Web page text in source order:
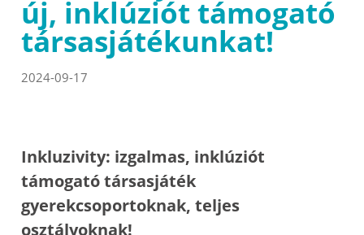
új, inklúziót támogató
társasjátékunkat!
2024-09-17
Inkluzivity: izgalmas, inklúziót
támogató társasjáték
gyerekcsoportoknak, teljes
osztályoknak!